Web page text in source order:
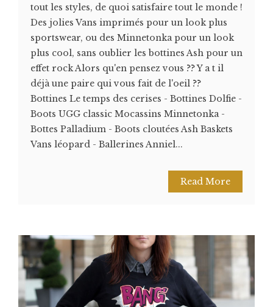
tout les styles, de quoi satisfaire tout le monde !
Des jolies Vans imprimés pour un look plus
sportswear, ou des Minnetonka pour un look
plus cool, sans oublier les bottines Ash pour un
effet rock Alors qu'en pensez vous ?? Y a t il
déjà une paire qui vous fait de l'oeil ??
Bottines Le temps des cerises - Bottines Dolfie -
Boots UGG classic Mocassins Minnetonka -
Bottes Palladium - Boots cloutées Ash Baskets
Vans léopard - Ballerines Anniel...
Read More